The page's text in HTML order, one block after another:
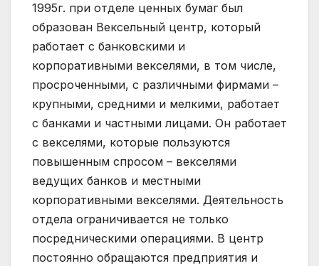
1995г. при отделе ценных бумаг был
образован Вексельный центр, который
работает с банковскими и
корпоративными векселями, в том числе,
просроченными, с различными фирмами –
крупными, средними и мелкими, работает
с банками и частными лицами. Он работает
с векселями, которые пользуются
повышенным спросом – векселями
ведущих банков и местными
корпоративными векселями. Деятельность
отдела ограничивается не только
посредническими операциями. В центр
постоянно обращаются предприятия и